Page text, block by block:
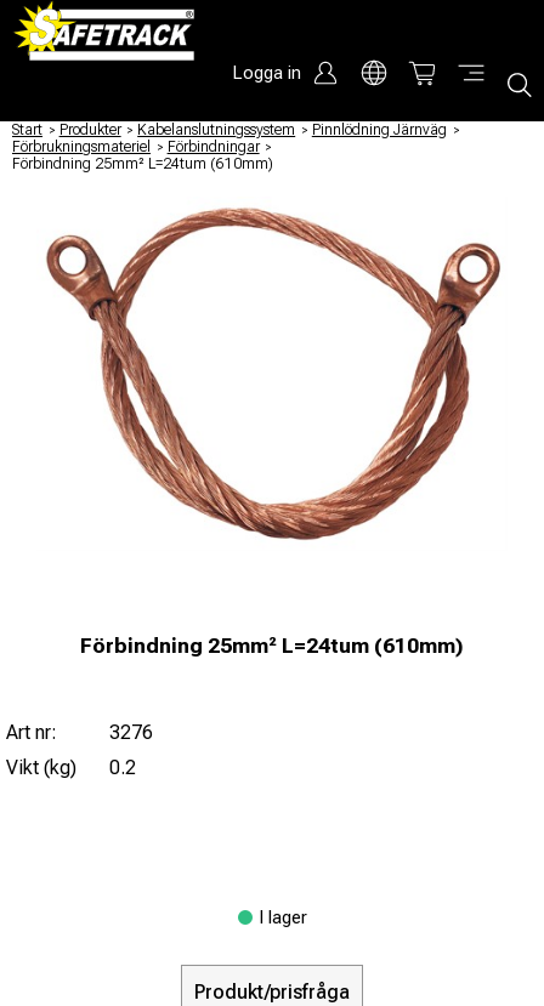
Logga in
Start / Produkter / Kabelanslutningssystem / Pinnlödning Järnväg /
Förbrukningsmateriel
/ Förbindningar /
Förbindning 25mm² L=24tum (610mm)
Förbindning 25mm² L=24tum (610mm)
Art nr:
3276
Vikt (kg)
0.2
I lager
Produkt/prisfråga